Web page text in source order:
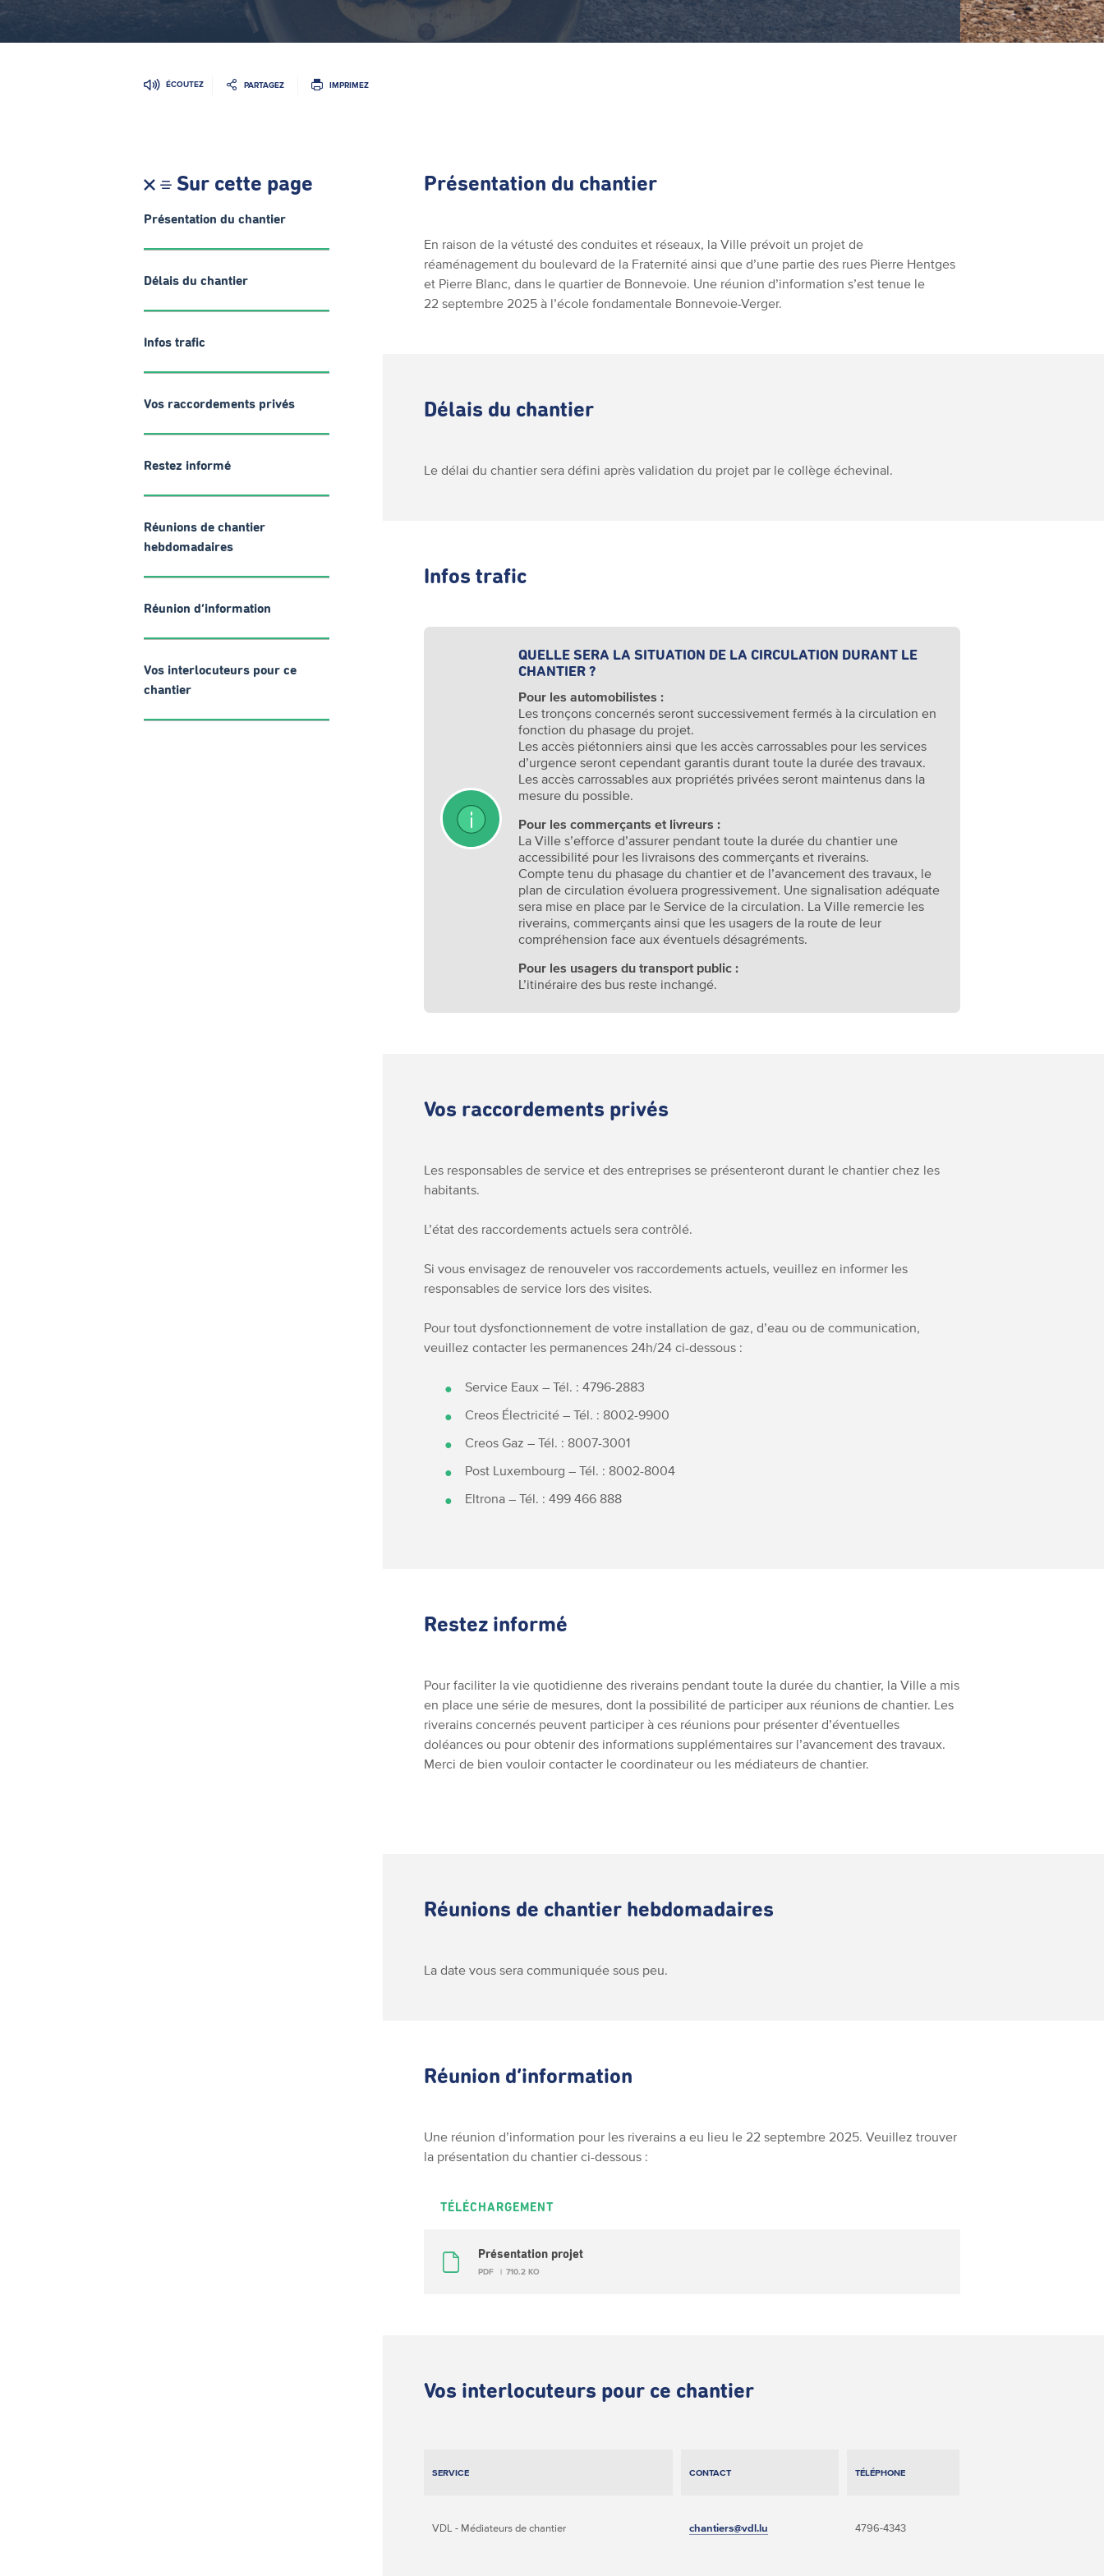
ÉCOUTEZ PARTAGEZ IMPRIMEZ
Sur cette page
Présentation du chantier
Délais du chantier
Infos trafic
Vos raccordements privés
Restez informé
Réunions de chantier
hebdomadaires
Réunion d’information
Vos interlocuteurs pour ce
chantier
Présentation du chantier
En raison de la vétusté des conduites et réseaux, la Ville prévoit un projet de
réaménagement du boulevard de la Fraternité ainsi que d’une partie des rues Pierre Hentges
et Pierre Blanc, dans le quartier de Bonnevoie. Une réunion d’information s’est tenue le
22 septembre 2025 à l’école fondamentale Bonnevoie-Verger.
Délais du chantier
Le délai du chantier sera défini après validation du projet par le collège échevinal.
Infos trafic
QUELLE SERA LA SITUATION DE LA CIRCULATION DURANT LE
CHANTIER ?
Pour les automobilistes :
Les tronçons concernés seront successivement fermés à la circulation en
fonction du phasage du projet.
Les accès piétonniers ainsi que les accès carrossables pour les services
d’urgence seront cependant garantis durant toute la durée des travaux.
Les accès carrossables aux propriétés privées seront maintenus dans la
mesure du possible.
Pour les commerçants et livreurs :
La Ville s’efforce d’assurer pendant toute la durée du chantier une
accessibilité pour les livraisons des commerçants et riverains.
Compte tenu du phasage du chantier et de l’avancement des travaux, le
plan de circulation évoluera progressivement. Une signalisation adéquate
sera mise en place par le Service de la circulation. La Ville remercie les
riverains, commerçants ainsi que les usagers de la route de leur
compréhension face aux éventuels désagréments.
Pour les usagers du transport public :
L’itinéraire des bus reste inchangé.
Vos raccordements privés
Les responsables de service et des entreprises se présenteront durant le chantier chez les
habitants.
L’état des raccordements actuels sera contrôlé.
Si vous envisagez de renouveler vos raccordements actuels, veuillez en informer les
responsables de service lors des visites.
Pour tout dysfonctionnement de votre installation de gaz, d’eau ou de communication,
veuillez contacter les permanences 24h/24 ci-dessous :
Service Eaux – Tél. : 4796-2883
Creos Électricité – Tél. : 8002-9900
Creos Gaz – Tél. : 8007-3001
Post Luxembourg – Tél. : 8002-8004
Eltrona – Tél. : 499 466 888
Restez informé
Pour faciliter la vie quotidienne des riverains pendant toute la durée du chantier, la Ville a mis
en place une série de mesures, dont la possibilité de participer aux réunions de chantier. Les
riverains concernés peuvent participer à ces réunions pour présenter d’éventuelles
doléances ou pour obtenir des informations supplémentaires sur l’avancement des travaux.
Merci de bien vouloir contacter le coordinateur ou les médiateurs de chantier.
Réunions de chantier hebdomadaires
La date vous sera communiquée sous peu.
Réunion d’information
Une réunion d’information pour les riverains a eu lieu le 22 septembre 2025. Veuillez trouver
la présentation du chantier ci-dessous :
TÉLÉCHARGEMENT
Présentation projet
PDF 710.2 KO
Vos interlocuteurs pour ce chantier
SERVICE CONTACT TÉLÉPHONE
VDL - Médiateurs de chantier chantiers@vdl.lu 4796-4343